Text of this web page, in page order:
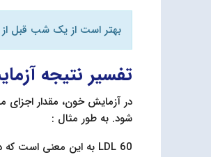
بهتر است از یک شب قبل از
تفسیر نتیجه
شود. به طور مثال :
LDL 60 به این معنی است که در هر 100 سی سی از خون شما، 60 میلی گرم کلسترول بد وجود دارد.